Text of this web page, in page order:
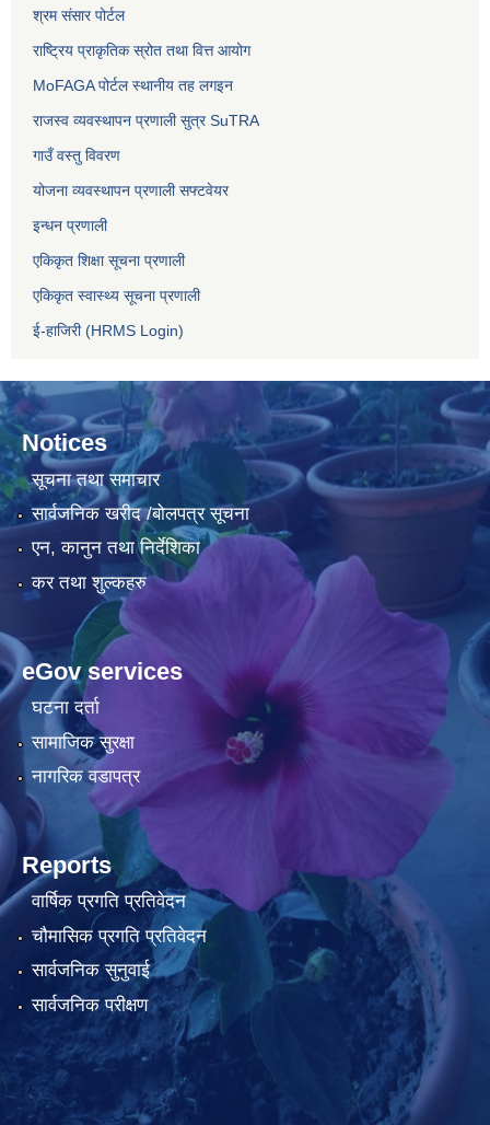
श्रम संसार पोर्टल
राष्ट्रिय प्राकृतिक स्रोत तथा वित्त आयोग
MoFAGA पोर्टल स्थानीय तह लगइन
राजस्व व्यवस्थापन प्रणाली सुत्र SuTRA
गाउँ वस्तु विवरण
योजना व्यवस्थापन प्रणाली सफ्टवेयर
इन्धन प्रणाली
एकिकृत शिक्षा सूचना प्रणाली
एकिकृत स्वास्थ्य सूचना प्रणाली
ई-हाजिरी (HRMS Login)
Notices
सूचना तथा समाचार
सार्वजनिक खरीद /बोलपत्र सूचना
एन, कानुन तथा निर्देशिका
कर तथा शुल्कहरु
eGov services
घटना दर्ता
सामाजिक सुरक्षा
नागरिक वडापत्र
Reports
वार्षिक प्रगति प्रतिवेदन
चौमासिक प्रगति प्रतिवेदन
सार्वजनिक सुनुवाई
सार्वजनिक परीक्षण